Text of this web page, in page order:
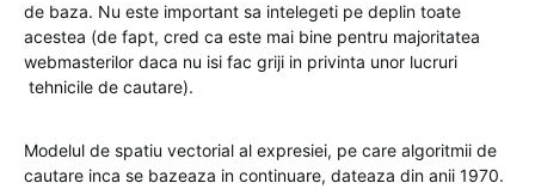
de baza. Nu este important sa intelegeti pe deplin toate
acestea (de fapt, cred ca este mai bine pentru majoritatea
webmasterilor daca nu isi fac griji in privinta unor lucruri
tehnicile de cautare).
Modelul de spatiu vectorial al expresiei, pe care algoritmii de
cautare inca se bazeaza in continuare, dateaza din anii 1970.